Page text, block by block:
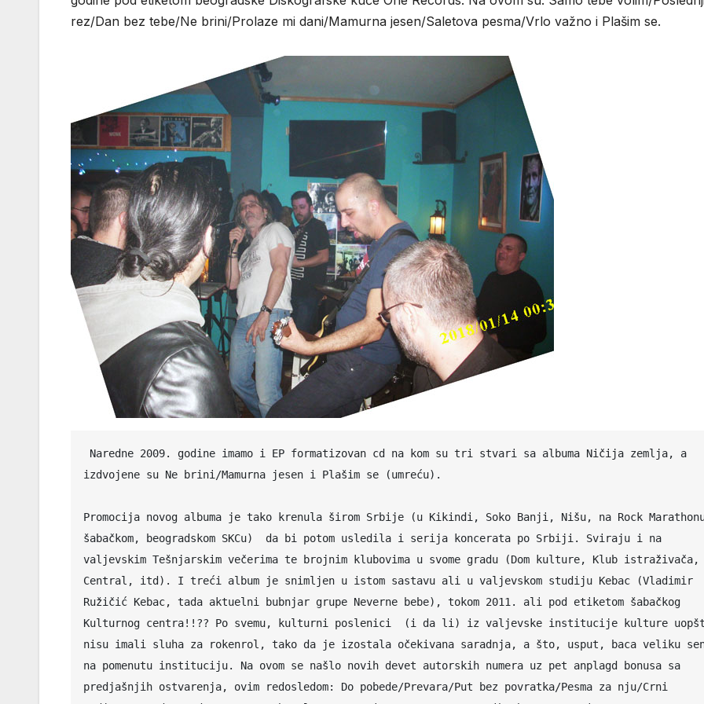
rez/Dan bez tebe/Ne brini/Prolaze mi dani/Mamurna jesen/Saletova pesma/Vrlo važno i Plašim se.
izdvojene su Ne brini/Mamurna jesen i Plašim se (umreću).
Promocija novog albuma je tako krenula širom Srbije (u Kikindi, Soko Banji, Nišu, na Rock
šabačkom, beogradskom SKCu)  da bi potom usledila i serija koncerata po Srbiji. Sviraju i na
valjevskim Tešnjarskim večerima te brojnim klubovima u svome gradu (Dom kulture, Klub istraživača,
Central, itd). I treći album je snimljen u istom sastavu ali u valjevskom studiju Kebac (Vladimir
Ružičić Kebac, tada aktuelni bubnjar grupe Neverne bebe), tokom 2011. ali pod etiketom šabačkog
Kulturnog centra!!?? Po svemu, kulturni poslenici  (i da li) iz valjevske institucije kulture
nisu imali sluha za rokenrol, tako da je izostala očekivana saradnja, a što, usput, baca veliku
na pomenutu instituciju. Na ovom se našlo novih devet autorskih numera uz pet anplagd bonusa sa
predjašnjih ostvarenja, ovim redosledom: Do pobede/Prevara/Put bez povratka/Pesma za nju/Crni